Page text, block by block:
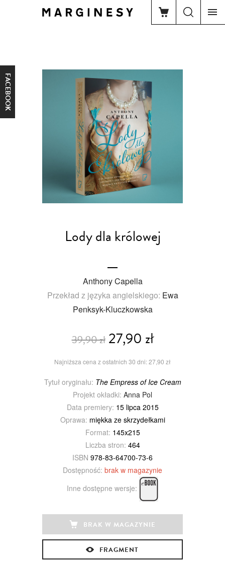
FACEBOOK
Lody dla królowej
Anthony Capella
Przekład z języka angielskiego: Ewa
Penksyk-Kluczkowska
39,90 zł27,90 zł
Najniższa cena z ostatnich 30 dni: 27,90 zł
Tytuł oryginału: The Empress of Ice Cream
Projekt okładki: Anna Pol
Data premiery: 15 lipca 2015
Oprawa: miękka ze skrzydełkami
Format: 145x215
Liczba stron: 464
ISBN 978-83-64700-73-6
Dostępność: brak w magazynie
Inne dostępne wersje:
BRAK W MAGAZYNIE
FRAGMENT